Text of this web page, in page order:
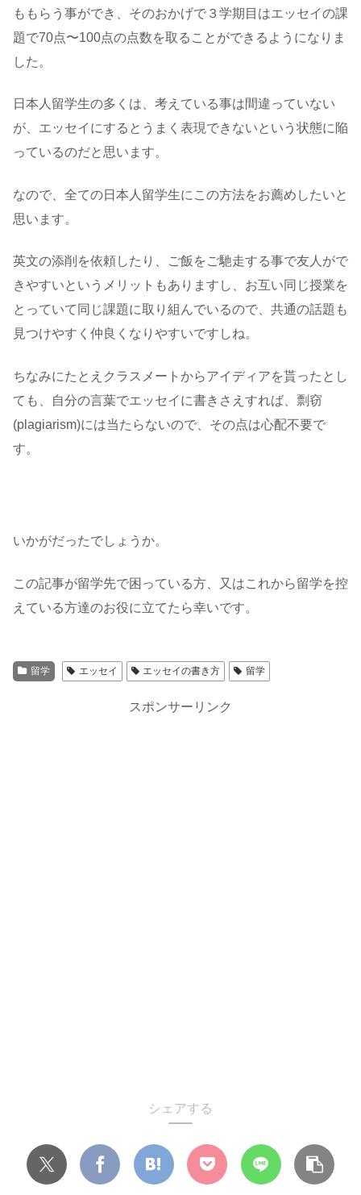
ももらう事ができ、そのおかげで３学期目はエッセイの課
題で70点〜100点の点数を取ることができるようになりま
した。
日本人留学生の多くは、考えている事は間違っていない
が、エッセイにするとうまく表現できないという状態に陥
っているのだと思います。
なので、全ての日本人留学生にこの方法をお薦めしたいと
思います。
英文の添削を依頼したり、ご飯をご馳走する事で友人がで
きやすいというメリットもありますし、お互い同じ授業を
とっていて同じ課題に取り組んでいるので、共通の話題も
見つけやすく仲良くなりやすいですしね。
ちなみにたとえクラスメートからアイディアを貰ったとし
ても、自分の言葉でエッセイに書きさえすれば、剽窃
(plagiarism)には当たらないので、その点は心配不要で
す。
いかがだったでしょうか。
この記事が留学先で困っている方、又はこれから留学を控
えている方達のお役に立てたら幸いです。
留学 エッセイ エッセイの書き方 留学
スポンサーリンク
シェアする